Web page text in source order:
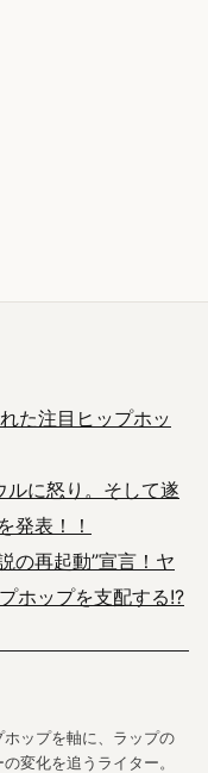
た注目ヒップホッ
ルに怒り。そして遂
発表！！
の再起動”宣言！ヤ
ホップを支配する!?
ップを軸に、ラップの
変化を追うライター。